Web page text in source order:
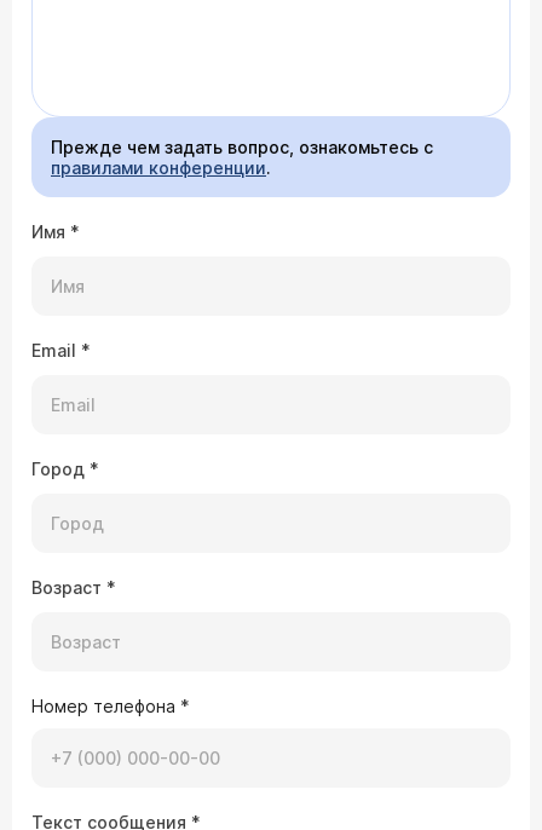
Прежде чем задать вопрос, ознакомьтесь с
правилами конференции.
Имя *
Email *
Город *
Возраст *
Номер телефона *
Текст сообщения *